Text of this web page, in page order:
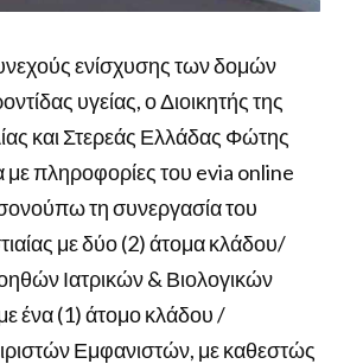
ενίσχυσης των δομών
υγείας, ο Διοικητής της
και Στερεάς Ελλάδας Φώτης
πληροφορίες του evia online
τη συνεργασία του
με δύο (2) άτομα κλάδου/
Ιατρικών & Βιολογικών
ένα (1) άτομο κλάδου /
Εμφανιστών, με καθεστώς